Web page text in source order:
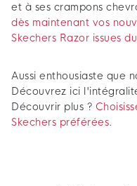
et à ses crampons
dès maintenant vos
Skechers Razor issues
Aussi enthousiaste que
Découvrez ici
Découvrir plus ?
Skechers préférées.